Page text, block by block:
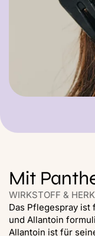
Mit
WIRKSTOFF &
Das Pflegespray
und Allantoin
Allantoin ist für